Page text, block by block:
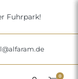
Fuhrpark!
0